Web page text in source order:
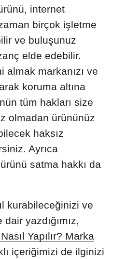
internet
birçok işletme
ve buluşunuz
elde edebilir.
almak markanızı ve
koruma altına
tüm hakları size
olmadan ürününüz
haksız
Ayrıca
satma hakkı da
kurabileceğinizi ve
yazdığımız,
Yapılır? Marka
içeriğimizi de ilginizi